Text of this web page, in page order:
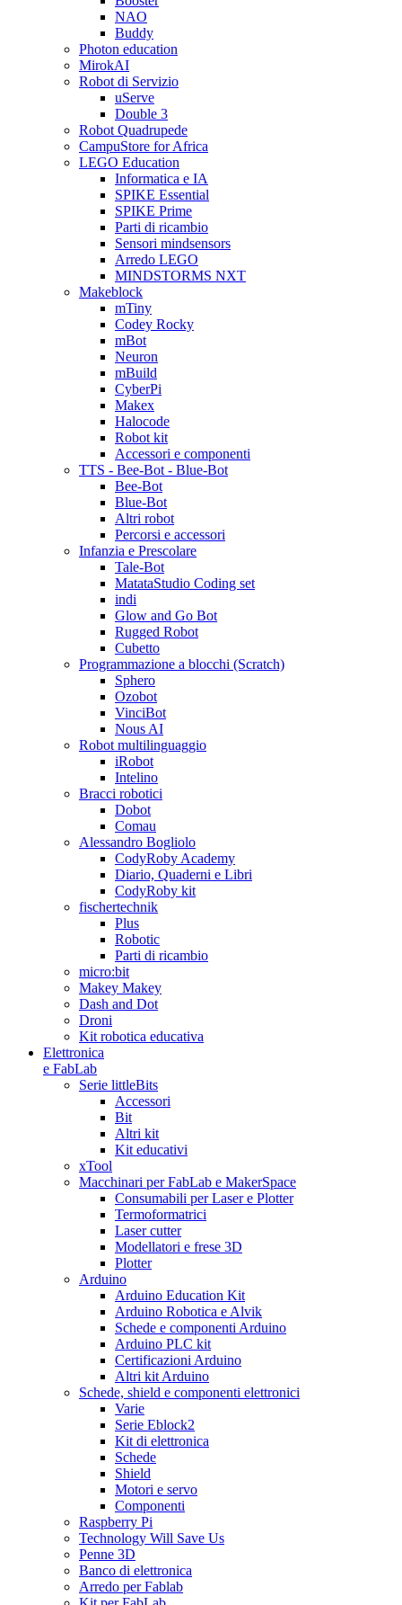
NAO
Buddy
Photon education
MirokAI
Robot di Servizio
uServe
Double 3
Robot Quadrupede
CampuStore for Africa
LEGO Education
Informatica e IA
SPIKE Essential
SPIKE Prime
Parti di ricambio
Sensori mindsensors
Arredo LEGO
MINDSTORMS NXT
Makeblock
mTiny
Codey Rocky
mBot
Neuron
mBuild
CyberPi
Makex
Halocode
Robot kit
Accessori e componenti
TTS - Bee-Bot - Blue-Bot
Bee-Bot
Blue-Bot
Altri robot
Percorsi e accessori
Infanzia e Prescolare
Tale-Bot
MatataStudio Coding set
indi
Glow and Go Bot
Rugged Robot
Cubetto
Programmazione a blocchi (Scratch)
Sphero
Ozobot
VinciBot
Nous AI
Robot multilinguaggio
iRobot
Intelino
Bracci robotici
Dobot
Comau
Alessandro Bogliolo
CodyRoby Academy
Diario, Quaderni e Libri
CodyRoby kit
fischertechnik
Plus
Robotic
Parti di ricambio
micro:bit
Makey Makey
Dash and Dot
Droni
Kit robotica educativa
Elettronica
e FabLab
Serie littleBits
Accessori
Bit
Altri kit
Kit educativi
xTool
Macchinari per FabLab e MakerSpace
Consumabili per Laser e Plotter
Termoformatrici
Laser cutter
Modellatori e frese 3D
Plotter
Arduino
Arduino Education Kit
Arduino Robotica e Alvik
Schede e componenti Arduino
Arduino PLC kit
Certificazioni Arduino
Altri kit Arduino
Schede, shield e componenti elettronici
Varie
Serie Eblock2
Kit di elettronica
Schede
Shield
Motori e servo
Componenti
Raspberry Pi
Technology Will Save Us
Penne 3D
Banco di elettronica
Arredo per Fablab